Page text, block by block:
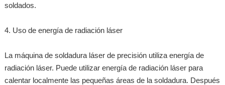
soldados.
4. Uso de energía de radiación láser
La máquina de soldadura láser de precisión utiliza energía de
radiación láser. Puede utilizar energía de radiación láser para
calentar localmente las pequeñas áreas de la soldadura. Después